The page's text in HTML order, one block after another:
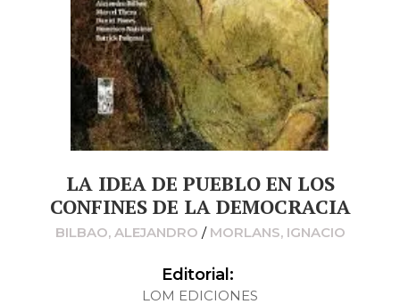
LA IDEA DE PUEBLO EN LOS
CONFINES DE LA DEMOCRACIA
BILBAO, ALEJANDRO / MORLANS, IGNACIO
Editorial:
LOM EDICIONES